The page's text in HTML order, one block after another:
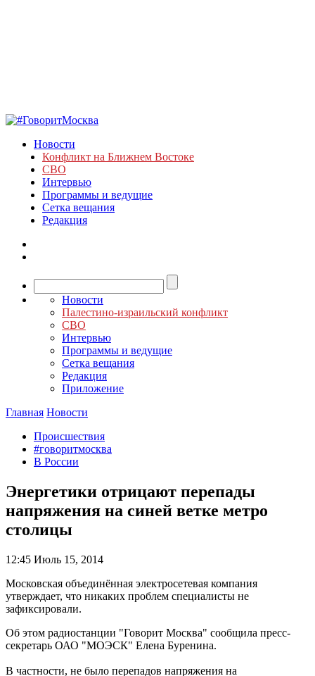
Новости
Конфликт на Ближнем Востоке
СВО
Интервью
Программы и ведущие
Сетка вещания
Редакция
Новости
Палестино-израильский конфликт
СВО
Интервью
Программы и ведущие
Сетка вещания
Редакция
Приложение
Главная Новости
Происшествия
#говоритмосква
В России
Энергетики отрицают перепады
напряжения на синей ветке метро
столицы
12:45 Июль 15, 2014
Московская объединённая электросетевая компания
утверждает, что никаких проблем специалисты не
зафиксировали.
Об этом радиостанции "Говорит Москва" сообщила пресс-
секретарь ОАО "МОЭСК" Елена Буренина.
В частности, не было перепадов напряжения на